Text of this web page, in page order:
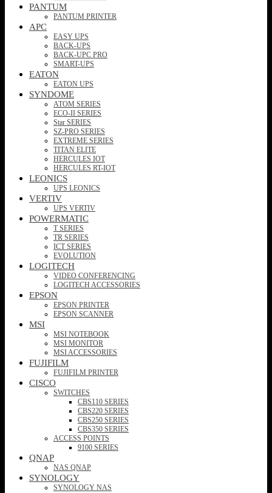
PANTUM
PANTUM PRINTER
APC
EASY UPS
BACK-UPS
BACK-UPC PRO
SMART-UPS
EATON
EATON UPS
SYNDOME
ATOM SERIES
ECO-II SERIES
Star SERIES
SZ-PRO SERIES
EXTREME SERIES
TITAN ELITE
HERCULES IOT
HERCULES RT-IOT
LEONICS
UPS LEONICS
VERTIV
UPS VERTIV
POWERMATIC
T SERIES
TR SERIES
ICT SERIES
EVOLUTION
LOGITECH
VIDEO CONFERENCING
LOGITECH ACCESSORIES
EPSON
EPSON PRINTER
EPSON SCANNER
MSI
MSI NOTEBOOK
MSI MONITOR
MSI ACCESSORIES
FUJIFILM
FUJIFILM PRINTER
CISCO
SWITCHES
CBS110 SERIES
CBS220 SERIES
CBS250 SERIES
CBS350 SERIES
ACCESS POINTS
9100 SERIES
QNAP
NAS QNAP
SYNOLOGY
SYNOLOGY NAS